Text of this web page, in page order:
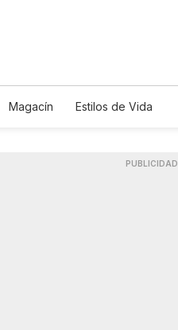
Magacín
Estilos de Vida
PUBLICIDAD